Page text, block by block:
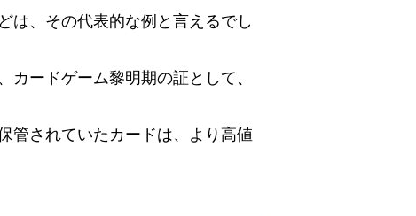
は、その代表的な例と言えるでし
ードゲーム黎明期の証として、
管されていたカードは、より高値